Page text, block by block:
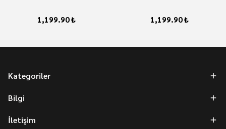
1,199.90 ₺ 1,199.90 ₺
Kategoriler
Bilgi
İletişim